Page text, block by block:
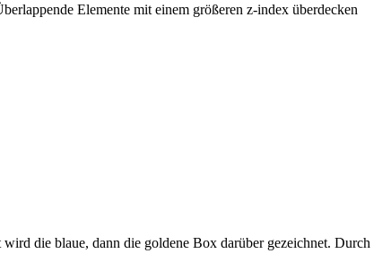
Elemente mit einem größeren z-index überdecken
die blaue, dann die goldene Box darüber gezeichnet. Durch